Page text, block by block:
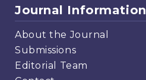
Journal Information
About the Journal
Submissions
Editorial Team